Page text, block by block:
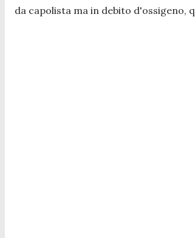
da capolista ma in debito d'ossigeno,